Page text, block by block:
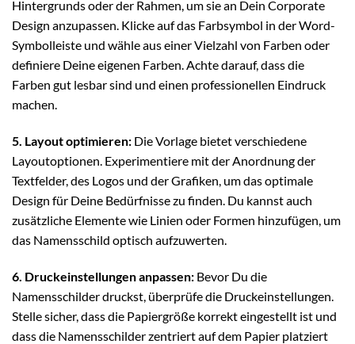
Hintergrunds oder der Rahmen, um sie an Dein Corporate
Design anzupassen. Klicke auf das Farbsymbol in der Word-
Symbolleiste und wähle aus einer Vielzahl von Farben oder
definiere Deine eigenen Farben. Achte darauf, dass die
Farben gut lesbar sind und einen professionellen Eindruck
machen.
5. Layout optimieren: Die Vorlage bietet verschiedene
Layoutoptionen. Experimentiere mit der Anordnung der
Textfelder, des Logos und der Grafiken, um das optimale
Design für Deine Bedürfnisse zu finden. Du kannst auch
zusätzliche Elemente wie Linien oder Formen hinzufügen, um
das Namensschild optisch aufzuwerten.
6. Druckeinstellungen anpassen: Bevor Du die
Namensschilder druckst, überprüfe die Druckeinstellungen.
Stelle sicher, dass die Papiergröße korrekt eingestellt ist und
dass die Namensschilder zentriert auf dem Papier platziert